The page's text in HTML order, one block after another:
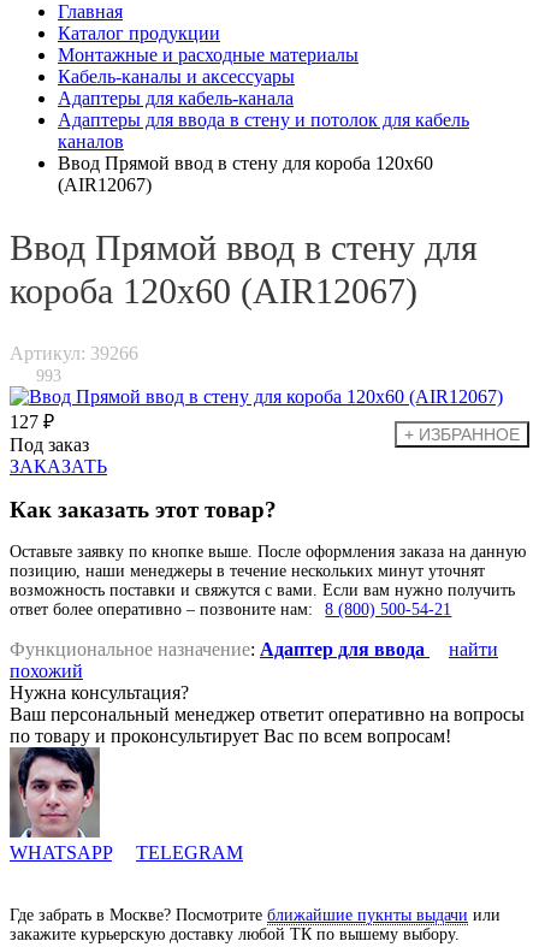
Главная
Каталог продукции
Монтажные и расходные материалы
Кабель-каналы и аксессуары
Адаптеры для кабель-канала
Адаптеры для ввода в стену и потолок для кабель
каналов
Ввод Прямой ввод в стену для короба 120х60
(AIR12067)
Ввод Прямой ввод в стену для
короба 120х60 (AIR12067)
Артикул: 39266
993
127 ₽
Под заказ
ЗАКАЗАТЬ
Как заказать этот товар?
Оставьте заявку по кнопке выше. После оформления заказа на данную
позицию, наши менеджеры в течение нескольких минут уточнят
возможность поставки и свяжутся с вами. Если вам нужно получить
ответ более оперативно – позвоните нам:
8 (800) 500-54-21
Функциональное назначение: Адаптер для ввода
найти
похожий
Нужна консультация?
Ваш персональный менеджер ответит оперативно на вопросы
по товару и проконсультирует Вас по всем вопросам!
WHATSAPP TELEGRAM
Где забрать в Москве? Посмотрите ближайшие пукнты выдачи или
закажите курьерскую доставку любой ТК по вышему выбору.